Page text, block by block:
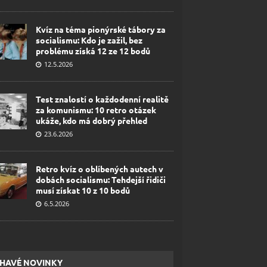
Kvíz na téma pionýrské tábory za
socialismu: Kdo je zažil, bez
problému získá 12 ze 12 bodů
12.5.2026
Test znalostí o každodenní realitě
za komunismu: 10 retro otázek
ukáže, kdo má dobrý přehled
23.6.2026
Retro kvíz o oblíbených autech v
dobách socialismu: Tehdejší řidiči
musí získat 10 z 10 bodů
6.5.2026
NOVINKY